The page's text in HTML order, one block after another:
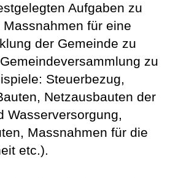
Aufgaben zu
für eine
der Gemeinde zu
zu
Steuerbezug,
Netzausbauten der
Wasserversorgung,
Massnahmen für die
etc.).